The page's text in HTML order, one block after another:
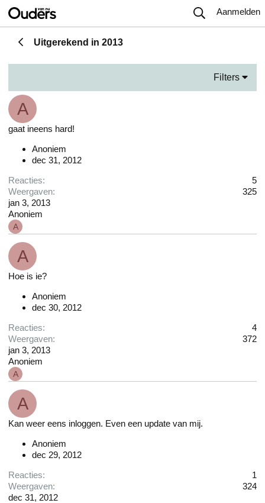
Aanmelden
Uitgerekend in 2013
Filters
A
gaat ineens hard!
Anoniem
dec 31, 2012
Reacties
5
Weergaven
325
jan 3, 2013
Anoniem
A
A
Hoe is ie?
Anoniem
dec 30, 2012
Reacties
4
Weergaven
372
jan 3, 2013
Anoniem
A
A
Kan weer eens inloggen. Even een update van mij.
Anoniem
dec 29, 2012
Reacties
1
Weergaven
324
dec 31, 2012